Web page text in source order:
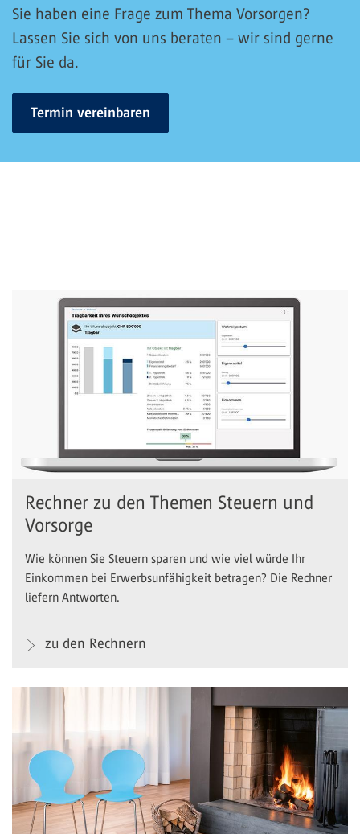
Sie haben eine Frage zum Thema Vorsorgen?
Lassen Sie sich von uns beraten – wir sind gerne
für Sie da.
Termin vereinbaren
Rechner zu den Themen Steuern und
Vorsorge
Wie können Sie Steuern sparen und wie viel würde Ihr
Einkommen bei Erwerbsunfähigkeit betragen? Die Rechner
liefern Antworten.
zu den Rechnern